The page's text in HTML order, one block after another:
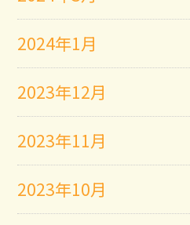
2024年1月
2023年12月
2023年11月
2023年10月